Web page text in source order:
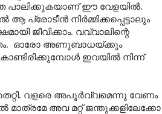
പാലിക്കുകയാണ് ഈ വേളയിൽ.
ആ പ്രോടീൻ നിർമ്മിക്കപ്പെട്ടാലും
ജീവിക്കാം. വവ്വാലിന്റെ
ഓരോ അണുബാധയ്ക്കും
ഇവയിൽ നിന്ന്
വളരെ അപൂർവ്വമെന്നു വേണം
അവ മറ്റ് ജന്തുക്കളിലേക്കോ